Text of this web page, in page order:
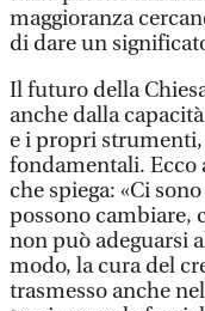
maggioranza
di dare un
Il futuro della
anche dalla
e i propri
fondamentali. Ecco
che spiega: «Ci
possono cambiare,
non può adeguarsi
modo, la cura del
trasmesso anche